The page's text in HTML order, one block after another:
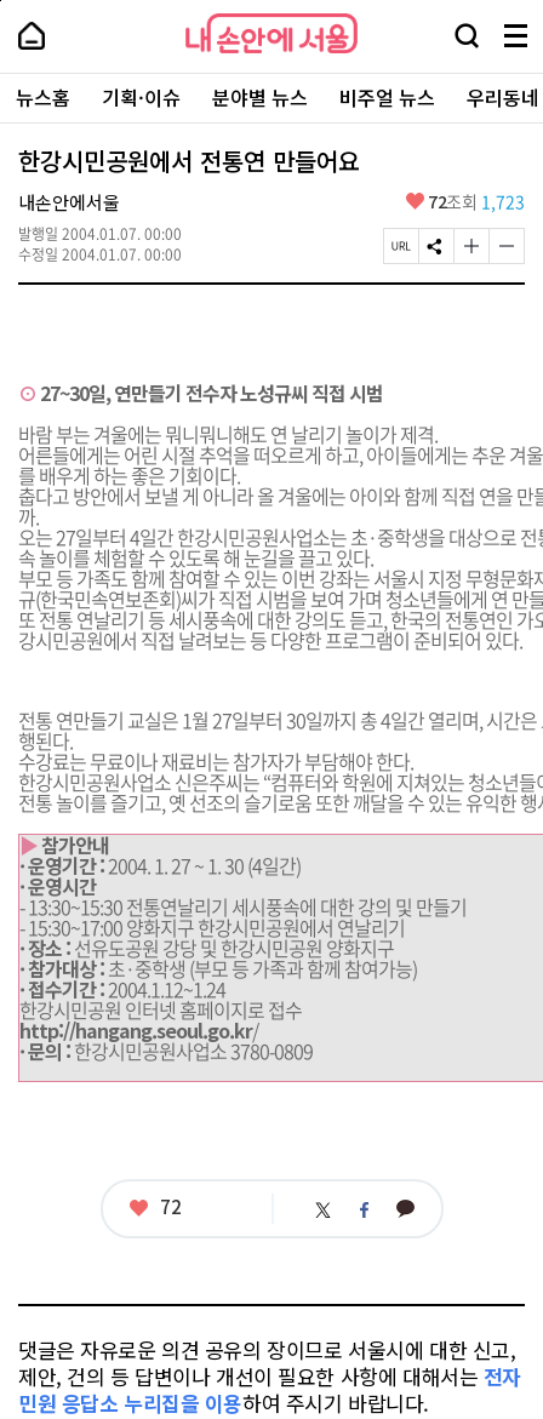
본
로
가
내
손
안
에
서
울
-
서
울
시
대
표
소
내
손
에
울
검
창
열
기
메
뉴
전
체
보
주
요
서
뉴스홈 기획·이슈 분야별 뉴스 비주얼 뉴스 우리동
한강시민공원에서 전통연 만들어요
내손안에서울
발행일 2004.01.07. 00:00
수정일 2004.01.07. 00:00
좋
요
72조회 1,723
페
이
S
N
글
자
기
글
자
기
⊙ 27~30일, 연만들기 전수자 노성규씨 직접 시범
바람 부는 겨울에는 뭐니뭐니해도 연 날리기 놀이가 제격.
어른들에게는 어린 시절 추억을 떠오르게 하고, 아이들에게는 추운 겨
를 배우게 하는 좋은 기회이다.
춥다고 방안에서 보낼 게 아니라 올 겨울에는 아이와 함께 직접 연을
까.
오는 27일부터 4일간 한강시민공원사업소는 초·중학생을 대상으로
속 놀이를 체험할 수 있도록 해 눈길을 끌고 있다.
부모 등 가족도 함께 참여할 수 있는 이번 강좌는 서울시 지정 무형문
규(한국민속연보존회)씨가 직접 시범을 보여 가며 청소년들에게 연 만
또 전통 연날리기 등 세시풍속에 대한 강의도 듣고, 한국의 전통연인
강시민공원에서 직접 날려보는 등 다양한 프로그램이 준비되어 있다.
전통 연만들기 교실은 1월 27일부터 30일까지 총 4일간 열리며, 시간
행된다.
수강료는 무료이나 재료비는 참가자가 부담해야 한다.
한강시민공원사업소 신은주씨는 “컴퓨터와 학원에 지쳐있는 청소년
전통 놀이를 즐기고, 옛 선조의 슬기로움 또한 깨달을 수 있는 유익한
▶참가안내
· 운영기간 :2004. 1. 27 ~ 1. 30 (4일간)
·운영시간
- 13:30~15:30 전통연날리기 세시풍속에 대한 강의 및 만들기
- 15:30~17:00 양화지구 한강시민공원에서 연날리기
·장소 :선유도공원 강당 및 한강시민공원 양화지구
·참가대상 :초·중학생 (부모 등 가족과 함께 참여가능)
·접수기간 :2004.1.12~1.24
한강시민공원 인터넷 홈페이지로 접수
http://hangang.seoul.go.kr/
·문의 :한강시민공원사업소 3780-0809
좋
72 트 페 카
댓글은 자유로운 의견 공유의 장이므로 서울시에 대한 신고,
제안, 건의 등 답변이나 개선이 필요한 사항에 대해서는 전자
민원 응답소 누리집을 이용하여 주시기 바랍니다.
페
상
단
로